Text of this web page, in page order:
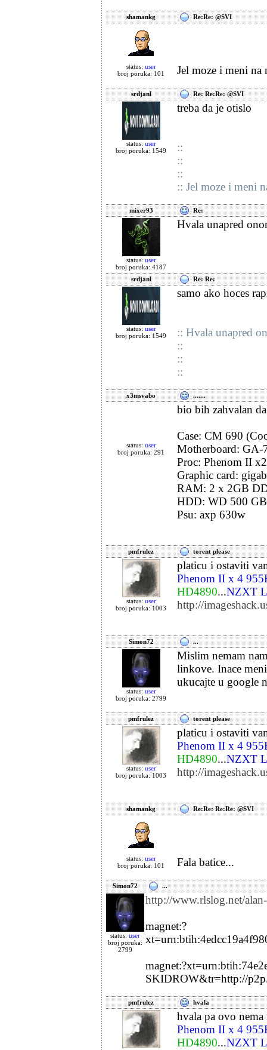
shamankg Re:Re: @SVI
status: user
broj poruka: 101
Jel moze i meni
srdjanl Re: Re:Re: @SVI
status: user
broj poruka: 1549
treba da je otislo
::
::
::
:: Jel moze i meni
mixer93 Re:
status: user
broj poruka: 4187
Hvala unapred
srdjanl Re: Re:
status: user
broj poruka: 1549
samo ako hoces
:: Hvala unapred
::
::
::
x3msvabo .......
status: user
broj poruka: 291
bio bih zahvalan
Case: CM 690
Motherboard: GA-
Proc: Phenom II
Graphic card:
RAM: 2 x 2GB
HDD: WD 500
Psu: axp 630w
pmfrulez torent please
status: user
broj poruka: 1003
platicu i ostaviti
Phenom II x 4
HD4890...NZXT
http://
Simon72 ...
status: user
broj poruka: 2799
Mislim nemam
linkove. Inace
ukucajte u google
pmfrulez torent please
status: user
broj poruka: 1003
platicu i ostaviti
Phenom II x 4
HD4890...NZXT
http://
shamankg Re:Re: Re:Re: @SVI
status: user
broj poruka: 101
Fala batice...
Simon72 ...
status: user
broj poruka:
2799
http://www.rlslog.net/
magnet:?
SKIDROW&tr=http://
pmfrulez hvala
hvala pa ovo
Phenom II x 4
HD4890...NZXT